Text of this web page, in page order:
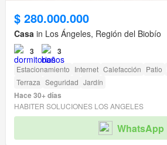
$ 280.000.000
Casa in Los Ángeles, Región del Biobío
3 3
Estacionamiento Internet Calefacción Patio
Terraza Seguridad Jardín
Hace 30+ días
HABITER SOLUCIONES LOS ANGELES
WhatsApp